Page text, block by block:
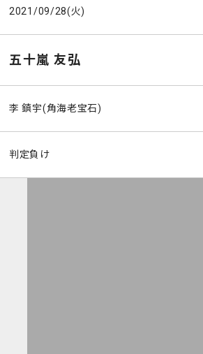
2021/09/28(火)
五十嵐 友弘
李 鎮宇(角海老宝石)
判定負け